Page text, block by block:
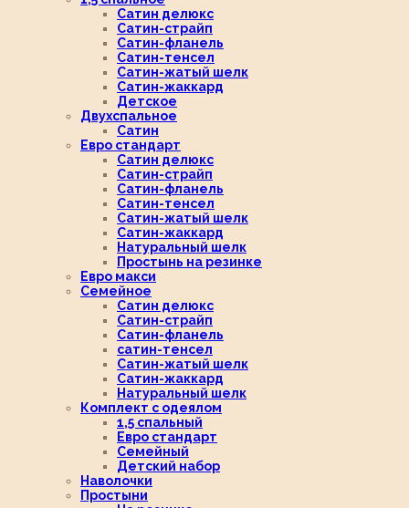
Сатин делюкс
Сатин-страйп
Сатин-фланель
Сатин-тенсел
Сатин-жатый шелк
Сатин-жаккард
Детское
Двухспальное
Сатин
Евро стандарт
Сатин делюкс
Сатин-страйп
Сатин-фланель
Сатин-тенсел
Сатин-жатый шелк
Сатин-жаккард
Натуральный шелк
Простынь на резинке
Евро макси
Семейное
Сатин делюкс
Сатин-страйп
Сатин-фланель
сатин-тенсел
Сатин-жатый шелк
Сатин-жаккард
Натуральный шелк
Комплект с одеялом
1,5 спальный
Евро стандарт
Семейный
Детский набор
Наволочки
Простыни